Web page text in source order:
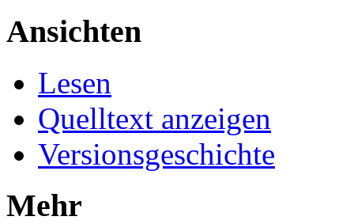
Ansichten
Lesen
Quelltext anzeigen
Versionsgeschichte
Mehr